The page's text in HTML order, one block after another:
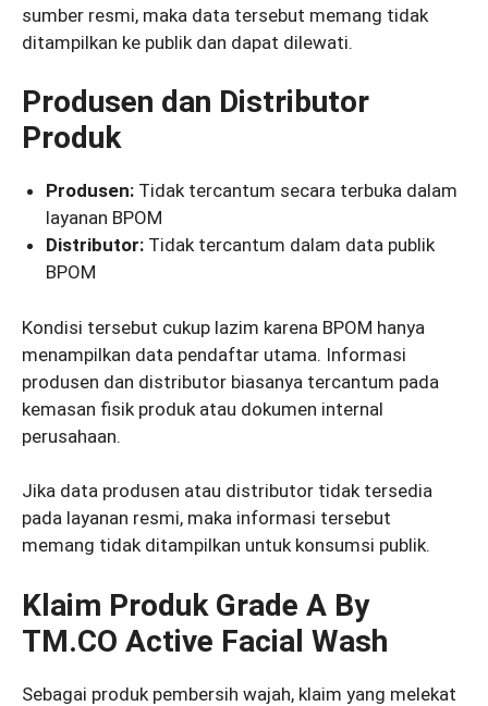
sumber resmi, maka data tersebut memang tidak
ditampilkan ke publik dan dapat dilewati.
Produsen dan Distributor
Produk
Produsen: Tidak tercantum secara terbuka dalam
layanan BPOM
Distributor: Tidak tercantum dalam data publik
BPOM
Kondisi tersebut cukup lazim karena BPOM hanya
menampilkan data pendaftar utama. Informasi
produsen dan distributor biasanya tercantum pada
kemasan fisik produk atau dokumen internal
perusahaan.
Jika data produsen atau distributor tidak tersedia
pada layanan resmi, maka informasi tersebut
memang tidak ditampilkan untuk konsumsi publik.
Klaim Produk Grade A By
TM.CO Active Facial Wash
Sebagai produk pembersih wajah, klaim yang melekat